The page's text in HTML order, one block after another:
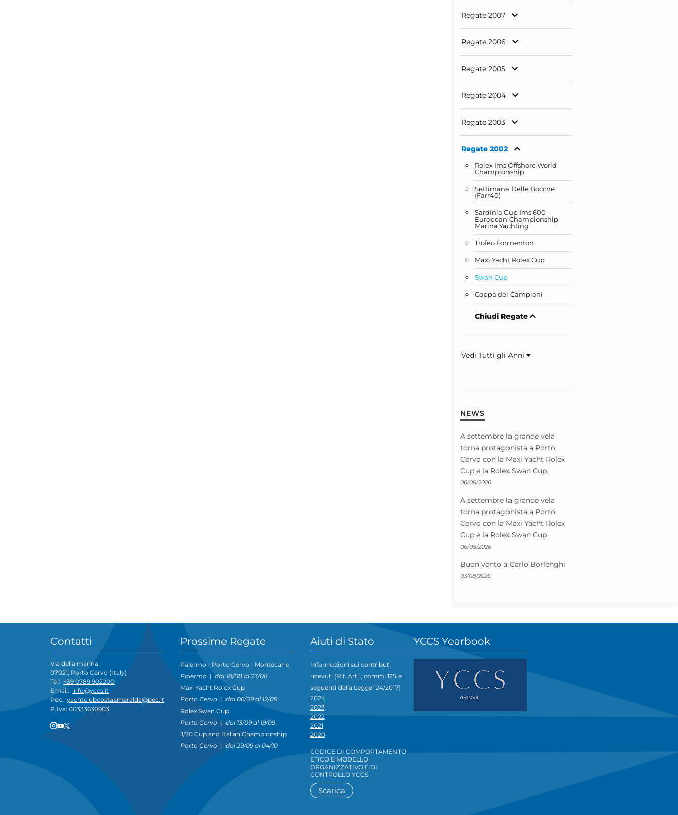
Regate 2007
Regate 2006
Regate 2005
Regate 2004
Regate 2003
Regate 2002
Rolex Ims Offshore World
Championship
Settimana Delle Bocche
(Farr40)
Sardinia Cup Ims 600
European Championship
Marina Yachting
Trofeo Formenton
Maxi Yacht Rolex Cup
Swan Cup
Coppa dei Campioni
Chiudi Regate
Vedi Tutti gli Anni
NEWS
A settembre la grande vela
torna protagonista a Porto
Cervo con la Maxi Yacht Rolex
Cup e la Rolex Swan Cup
06/08/2026
A settembre la grande vela
torna protagonista a Porto
Cervo con la Maxi Yacht Rolex
Cup e la Rolex Swan Cup
06/08/2026
Buon vento a Carlo Borlenghi
03/08/2026
Contatti
Via della marina
07021, Porto Cervo (Italy)
Tel: +39 0789 902200
Email: info@yccs.it
Pec: yachtclubcostasmeralda@pec.it
P.Iva: 00333630903
Prossime Regate
Palermo - Porto Cervo - Montecarlo
Palermo |dal 18/08 al 23/08
Maxi Yacht Rolex Cup
Porto Cervo |dal 06/09 al 12/09
Rolex Swan Cup
Porto Cervo |dal 13/09 al 19/09
J/70 Cup and Italian Championship
Porto Cervo |dal 29/09 al 04/10
Aiuti di Stato
Informazioni sui contributi
ricevuti (Rif. Art.1, commi 125 e
seguenti della Legge 124/2017)
2024
2023
2022
2021
2020
CODICE DI COMPORTAMENTO
ETICO E MODELLO
ORGANIZZATIVO E DI
CONTROLLO YCCS
Scarica
YCCS Yearbook